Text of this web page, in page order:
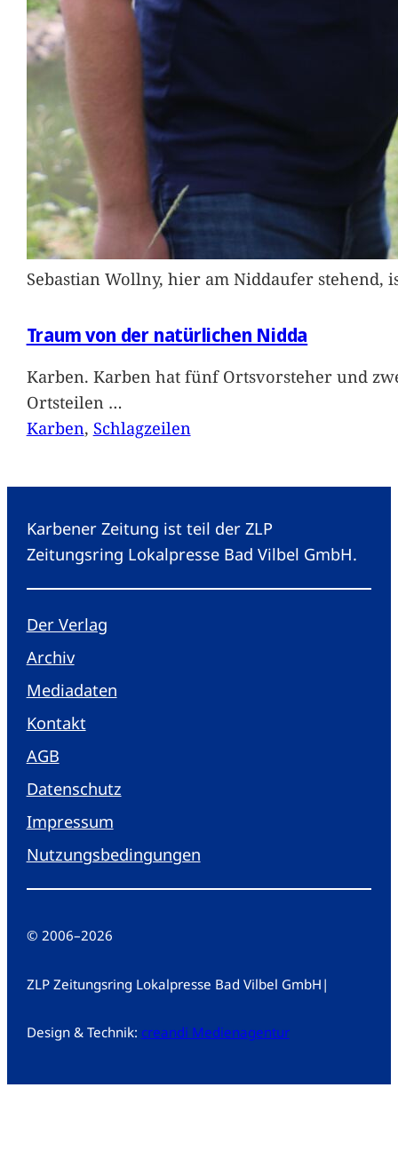
Sebastian Wollny, hier am Niddaufer
Traum von der natürlichen Nidda
Karben. Karben hat fünf Ortsvorsteher und
Ortsteilen …
Karben, Schlagzeilen
Karbener Zeitung ist teil der ZLP
Zeitungsring Lokalpresse Bad Vilbel GmbH.
Der Verlag
Archiv
Mediadaten
Kontakt
AGB
Datenschutz
Impressum
Nutzungsbedingungen
© 2006–2026
ZLP Zeitungsring Lokalpresse Bad Vilbel GmbH |
Design & Technik: creandi Medienagentur